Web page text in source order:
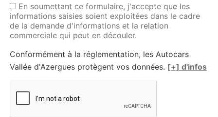
En soumettant ce formulaire, j'accepte que les
informations saisies soient exploitées dans le cadre
de la demande d'informations et la relation
commerciale qui peut en découler.
Conformément à la réglementation, les Autocars
Vallée d'Azergues protègent vos données. [+] d'infos